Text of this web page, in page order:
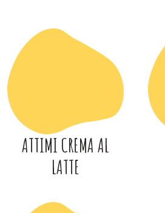
ATTIMI CREMA AL
LATTE